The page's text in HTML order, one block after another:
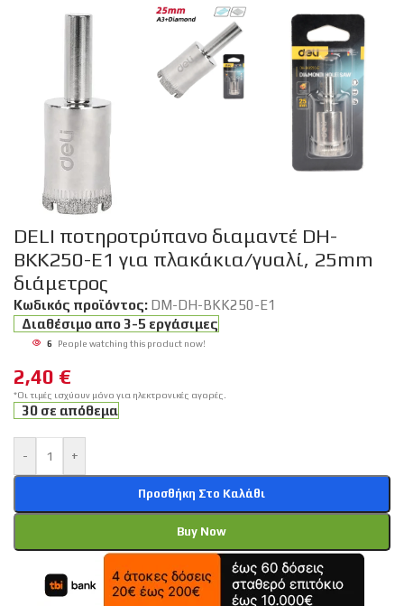
DELI ποτηροτρύπανο διαμαντέ DH-
BKK250-E1 για πλακάκια/γυαλί, 25mm
διάμετρος
Κωδικός προϊόντος: DM-DH-BKK250-E1
Διαθέσιμο απο 3-5 εργάσιμες
6 People watching this product now!
2,40 €
*Οι τιμές ισχύουν μόνο για ηλεκτρονικές αγορές.
30 σε απόθεμα
- +
Προσθήκη Στο Καλάθι
Buy Now